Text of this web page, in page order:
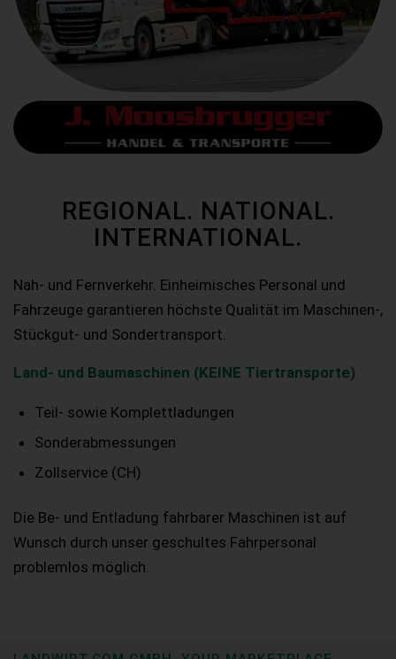
REGIONAL. NATIONAL.
INTERNATIONAL.
Nah- und Fernverkehr. Einheimisches Personal und
Fahrzeuge garantieren höchste Qualität im Maschinen-,
Stückgut- und Sondertransport.
Land- und Baumaschinen (KEINE Tiertransporte)
Teil- sowie Komplettladungen
Sonderabmessungen
Zollservice (CH)
Die Be- und Entladung fahrbarer Maschinen ist auf
Wunsch durch unser geschultes Fahrpersonal
problemlos möglich.